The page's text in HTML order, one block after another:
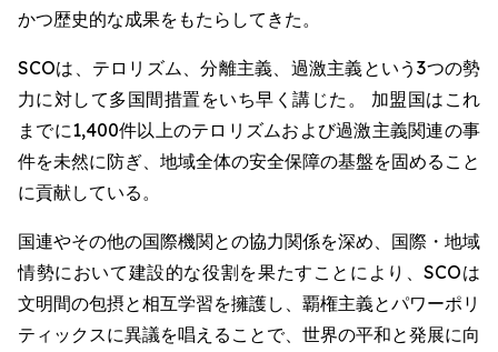
かつ歴史的な成果をもたらしてきた。
SCOは、テロリズム、分離主義、過激主義という3つの勢
力に対して多国間措置をいち早く講じた。 加盟国はこれ
までに1,400件以上のテロリズムおよび過激主義関連の事
件を未然に防ぎ、地域全体の安全保障の基盤を固めること
に貢献している。
国連やその他の国際機関との協力関係を深め、国際・地域
情勢において建設的な役割を果たすことにより、SCOは
文明間の包摂と相互学習を擁護し、覇権主義とパワーポリ
ティックスに異議を唱えることで、世界の平和と発展に向